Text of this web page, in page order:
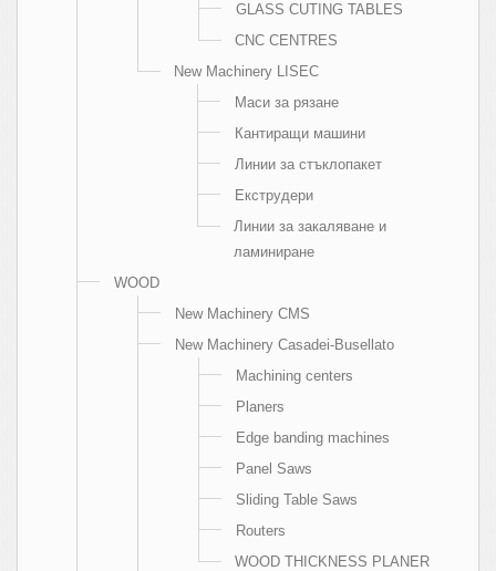
GLASS CUTING TABLES
CNC CENTRES
New Machinery LISEC
Маси за рязане
Кантиращи машини
Линии за стъклопакет
Екструдери
Линии за закаляване и
ламиниране
WOOD
New Machinery CMS
New Machinery Casadei-Busellato
Machining centers
Planers
Edge banding machines
Panel Saws
Sliding Table Saws
Routers
WOOD THICKNESS PLANER